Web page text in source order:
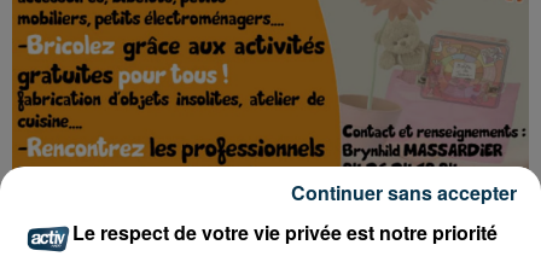
Le respect de votre vie privée est notre priorité
Continuer sans accepter